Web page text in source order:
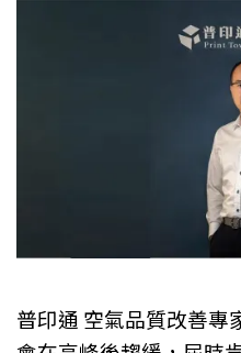
普印通 空氣品質改善專